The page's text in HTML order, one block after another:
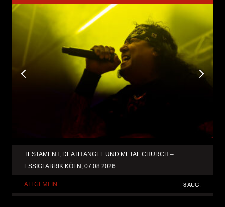
TESTAMENT, DEATH ANGEL UND METAL CHURCH –
ESSIGFABRIK KÖLN, 07.08.2026
ALLGEMEIN 8 AUG.